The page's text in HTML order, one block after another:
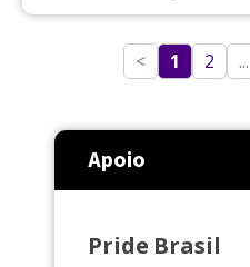
< 1 2 ...
Apoio
Pride Brasil